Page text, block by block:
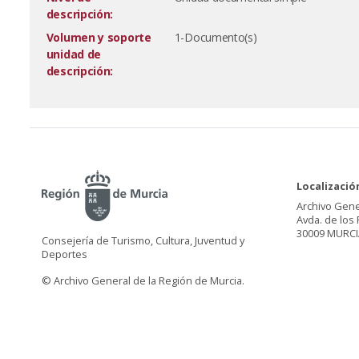
descripción:
Volumen y soporte
unidad de
descripción:
1-Documento(s)
Consejería de Turismo, Cultura, Juventud y
Deportes
© Archivo General de la Región de Murcia.
Archivo
Avda. de los
30009